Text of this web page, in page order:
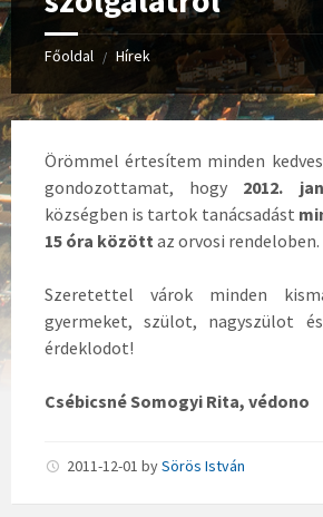
Főoldal / Hírek
Örömmel értesítem minden
gondozottamat, hogy 2012.
községben is tartok tanácsadást
15 óra között az orvosi rendeloben.
Szeretettel várok minden
gyermeket, szülot, nagyszülot
érdeklodot!
Csébicsné Somogyi Rita, védono
2011-12-01 bySörös István